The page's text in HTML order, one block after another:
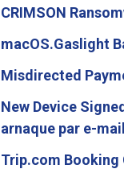
CRIMSON
macOS.Gaslight
Misdirected
New Device
arnaque par e-mail
Trip.com